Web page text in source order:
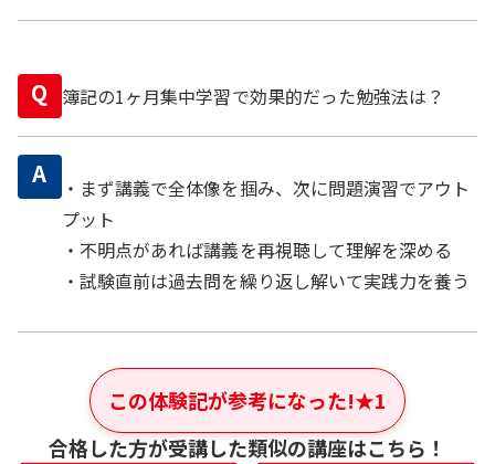
Q 簿記の1ヶ月集中学習で効果的だった勉強法は？
A
・まず講義で全体像を掴み、次に問題演習でアウト
プット
・不明点があれば講義を再視聴して理解を深める
・試験直前は過去問を繰り返し解いて実践力を養う
この体験記が参考になった!★1
合格した方が受講した類似の講座はこちら！